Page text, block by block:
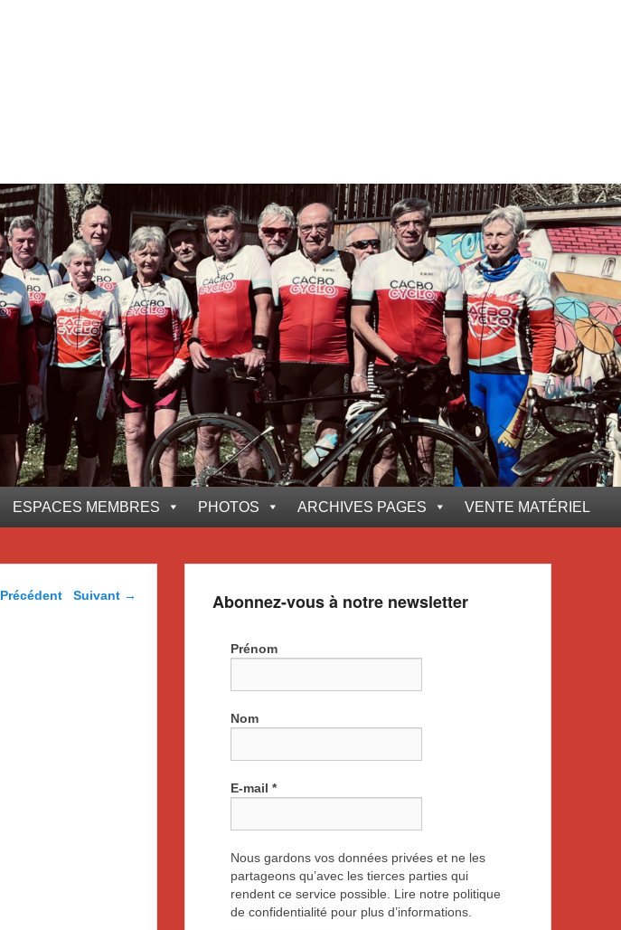
ESPACES MEMBRES PHOTOS ARCHIVES PAGES VENTE MATÉRIEL
Navigation dans les
Précédent Suivant → Abonnez-vous à notre newsletter
Prénom
Nom
E-mail *
Nous gardons vos données privées et ne les
partageons qu’avec les tierces parties qui
rendent ce service possible. Lire notre politique
de confidentialité pour plus d’informations.